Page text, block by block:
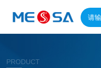
PRODUCT